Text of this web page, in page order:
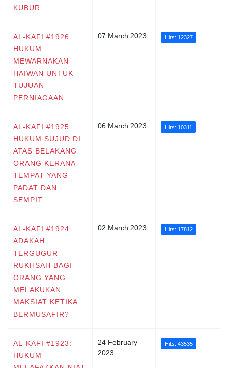
KUBUR
AL-KAFI #1926:
HUKUM
MEWARNAKAN
HAIWAN UNTUK
TUJUAN
PERNIAGAAN
07 March 2023 Hits: 12327
AL-KAFI #1925:
HUKUM SUJUD DI
ATAS BELAKANG
ORANG KERANA
TEMPAT YANG
PADAT DAN
SEMPIT
06 March 2023 Hits: 10311
AL-KAFI #1924:
ADAKAH
TERGUGUR
RUKHSAH BAGI
ORANG YANG
MELAKUKAN
MAKSIAT KETIKA
BERMUSAFIR?
02 March 2023 Hits: 17812
AL-KAFI #1923:
HUKUM
24 February
2023
Hits: 43535